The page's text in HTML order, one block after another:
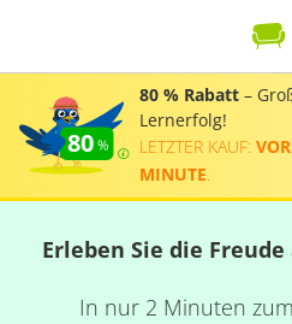
80
80 % Rabatt –
Lernerfolg!
LETZTER KAUF:
MINUTE.
Erleben Sie die
In nur 2 Minuten